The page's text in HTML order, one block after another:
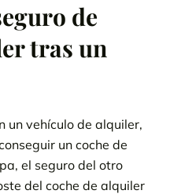
de
tras un
un vehículo de alquiler,
un coche de
el seguro del otro
del coche de alquiler